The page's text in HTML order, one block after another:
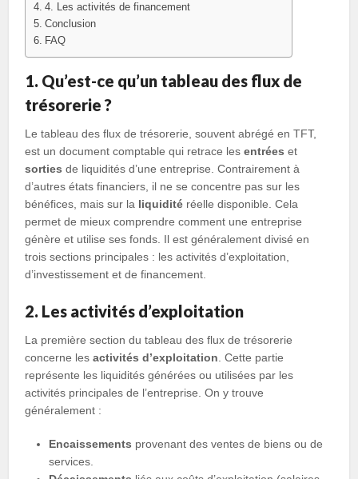
4. Les activités de financement
Conclusion
FAQ
1. Qu’est-ce qu’un tableau des flux de
trésorerie ?
Le tableau des flux de trésorerie, souvent abrégé en TFT,
est un document comptable qui retrace lesentrées et
sorties de liquidités d’une entreprise. Contrairement à
d’autres états financiers, il ne se concentre pas sur les
bénéfices, mais sur la liquidité réelle disponible. Cela
permet de mieux comprendre comment une entreprise
génère et utilise ses fonds. Il est généralement divisé en
trois sections principales : les activités d’exploitation,
d’investissement et de financement.
2. Les activités d’exploitation
La première section du tableau des flux de trésorerie
concerne lesactivités d’exploitation . Cette partie
représente les liquidités générées ou utilisées par les
activités principales de l’entreprise. On y trouve
généralement :
Encaissements provenant des ventes de biens ou de
services.